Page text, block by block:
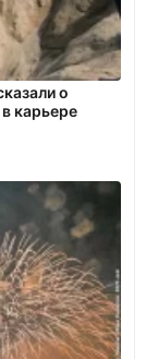
о
карьере